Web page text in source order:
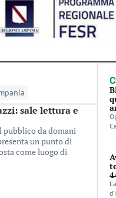
sale lettura e
pubblico da domani
un punto di
come luogo di